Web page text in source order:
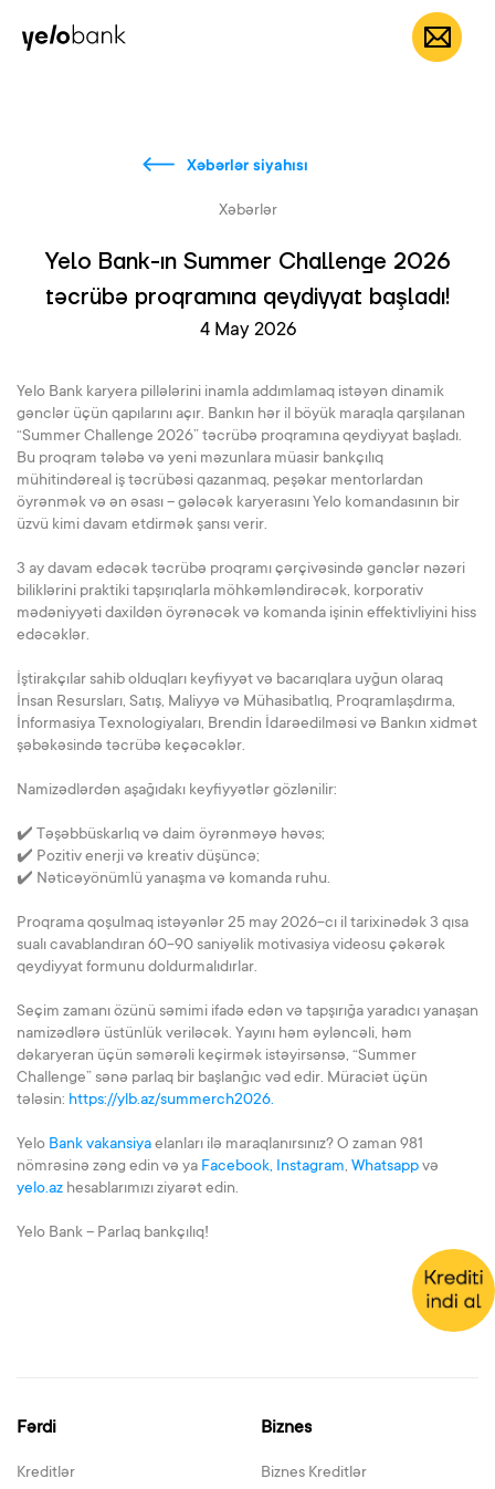
Fərdi Biznes AZ
Xəbərlər siyahısı
Xəbərlər
Yelo Bank-ın Summer Challenge 2026
təcrübə proqramına qeydiyyat başladı!
4 May 2026
Yelo Bank karyera pillələrini inamla addımlamaq istəyən dinamik
gənclər üçün qapılarını açır. Bankın hər il böyük maraqla qarşılanan
“Summer Challenge 2026” təcrübə proqramına qeydiyyat başladı.
Bu proqram tələbə və yeni məzunlara müasir bankçılıq
mühitindəreal iş təcrübəsi qazanmaq, peşəkar mentorlardan
öyrənmək və ən əsası – gələcək karyerasını Yelo komandasının bir
üzvü kimi davam etdirmək şansı verir.
3 ay davam edəcək təcrübə proqramı çərçivəsində gənclər nəzəri
biliklərini praktiki tapşırıqlarla möhkəmləndirəcək, korporativ
mədəniyyəti daxildən öyrənəcək və komanda işinin effektivliyini hiss
edəcəklər.
İştirakçılar sahib olduqları keyfiyyət və bacarıqlara uyğun olaraq
İnsan Resursları, Satış, Maliyyə və Mühasibatlıq, Proqramlaşdırma,
İnformasiya Texnologiyaları, Brendin İdarəedilməsi və Bankın xidmət
şəbəkəsində təcrübə keçəcəklər.
Namizədlərdən aşağıdakı keyfiyyətlər gözlənilir:
✔️ Təşəbbüskarlıq və daim öyrənməyə həvəs;
✔️ Pozitiv enerji və kreativ düşüncə;
✔️ Nəticəyönümlü yanaşma və komanda ruhu.
Proqrama qoşulmaq istəyənlər 25 may 2026-cı il tarixinədək 3 qısa
sualı cavablandıran 60-90 saniyəlik motivasiya videosu çəkərək
qeydiyyat formunu doldurmalıdırlar.
Seçim zamanı özünü səmimi ifadə edən və tapşırığa yaradıcı yanaşan
namizədlərə üstünlük veriləcək. Yayını həm əyləncəli, həm
dəkaryeran üçün səmərəli keçirmək istəyirsənsə, “Summer
Challenge” sənə parlaq bir başlanğıc vəd edir. Müraciət üçün
tələsin: https://ylb.az/summerch2026.
Yelo Bank vakansiyaelanları ilə maraqlanırsınız? O zaman 981
nömrəsinə zəng edin və ya Facebook, Instagram, Whatsappvə
yelo.az hesablarımızı ziyarət edin.
Yelo Bank – Parlaq bankçılıq!
Fərdi
Kreditlər
Biznes
Biznes Kreditlər